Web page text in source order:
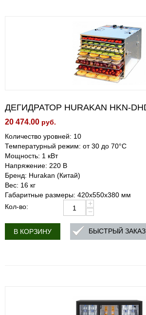
ДЕГИДРАТОР HURAKAN HKN-
20 474.00 руб.
Количество уровней: 10
Температурный режим: от 30 до 70°C
Мощность: 1 кВт
Напряжение: 220 В
Бренд: Hurakan (Китай)
Вес: 16 кг
Габаритные размеры: 420x550x380 мм
Кол-во:
+
−
В КОРЗИНУ БЫСТРЫЙ ЗАКАЗ